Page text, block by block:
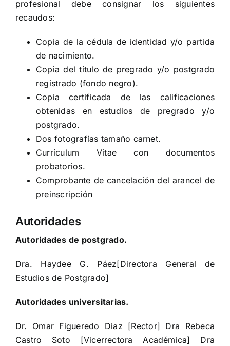
profesional debe consignar los siguientes
recaudos:
Copia de la cédula de identidad y/o partida
de nacimiento.
Copia del título de pregrado y/o postgrado
registrado (fondo negro).
Copia certificada de las calificaciones
obtenidas en estudios de pregrado y/o
postgrado.
Dos fotografías tamaño carnet.
Currículum Vitae con documentos
probatorios.
Comprobante de cancelación del arancel de
preinscripción
Autoridades
Autoridades de postgrado.
Dra. Haydee G. Páez[Directora General de
Estudios de Postgrado]
Autoridades universitarias.
Dr. Omar Figueredo Diaz [Rector] Dra Rebeca
Castro Soto [Vicerrectora Académica] Dra